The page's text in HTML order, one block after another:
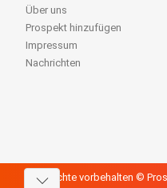
Über uns
Prospekt hinzufügen
Impressum
Nachrichten
Alle Rechte vorbehalten ©